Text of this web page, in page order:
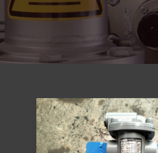
5
Tanda
Gear
Pump